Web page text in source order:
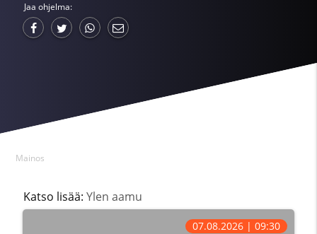
Jaa ohjelma:
Mainos
Katso lisää: Ylen aamu
07.08.2026 | 09:30